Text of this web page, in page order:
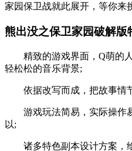
家园保卫战就此展开，等你来
熊出没之保卫家园破解版
精致的游戏界面，Q萌的人
轻松松的音乐背景;
依据改写而成，把故事情
游戏玩法简易，实际操作
以;
诸多特色副本设计方案，给